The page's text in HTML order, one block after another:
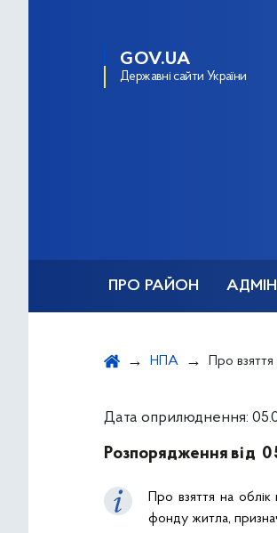
GOV.UA
Державні сайти України
ПРО РАЙОН
НПА Про взяття на облік громадян, що
Дата оприлюднення:
Розпорядження від
Про взяття на
фонду житла,